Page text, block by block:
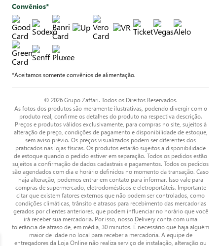
Convênios*
*Aceitamos somente convênios de alimentação.
© 2026 Grupo Zaffari. Todos os Direitos Reservados.
As fotos dos produtos são meramente ilustrativas, podendo divergir com o
produto real, confirme os detalhes do produto na respectiva descrição.
Preços e produtos válidos exclusivamente, para compras no site, sujeitos à
alteração de preço, condições de pagamento e disponibilidade de estoque,
sem aviso prévio. Os preços visualizados podem ser diferentes dos
praticados nas lojas físicas. Os produtos estarão sujeitos a disponibilidade
de estoque quando o pedido estiver em separação. Todos os pedidos estão
sujeitos a confirmação de dados cadastrais e pagamentos. Todos os pedidos
são agendados com dia e horário definidos no momento da transação. Caso
haja alteração, podemos entrar em contato para informar. Isso vale para
compras de supermercado, eletrodomésticos e eletroportáteis. Importante
citar que existem fatores externos que não podem ser controlados, como
condições climáticas, trânsito e atrasos para recebimento das mercadorias
gerados por clientes anteriores, que podem influenciar no horário que você
irá receber sua mercadoria. Por isso, nosso Delivery conta com uma
tolerância de atraso de, em média, 30 minutos. É necessário que haja alguém
maior de idade no local para receber a mercadoria. A equipe de
entregadores da Loja Online não realiza serviço de instalação, alteração ou